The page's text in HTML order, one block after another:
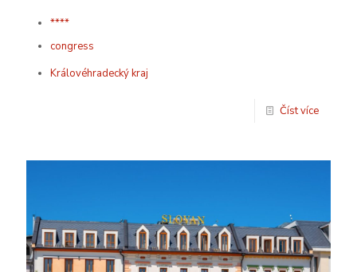
****
congress
Královéhradecký kraj
Číst více